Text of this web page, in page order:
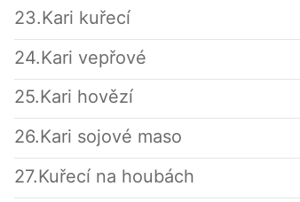
23.Kari kuřecí
24.Kari vepřové
25.Kari hovězí
26.Kari sojové maso
27.Kuřecí na houbách